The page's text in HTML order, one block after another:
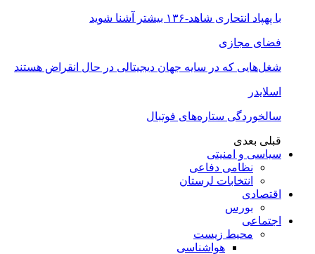
با پهپاد انتحاری شاهد-۱۳۶ بیشتر آشنا شوید
فضای مجازی
شغل‌‌هایی که در سایه جهان دیجیتالی در حال انقراض هستند
اسلایدر
سالخوردگی ستاره‌های فوتبال
قبلی بعدی
سیاسی و امنیتی
نظامی دفاعی
انتخابات لرستان
اقتصادی
بورس
اجتماعی
محیط زیست
هواشناسی